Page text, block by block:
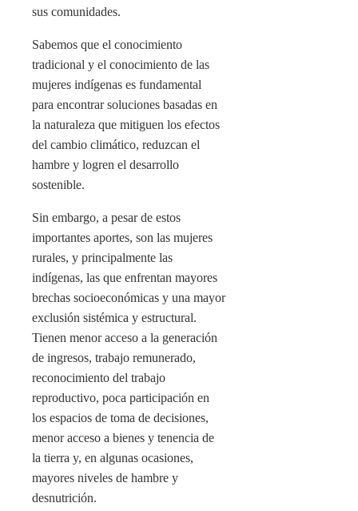
sus comunidades.
Sabemos que el conocimiento
tradicional y el conocimiento de las
mujeres indígenas es fundamental
para encontrar soluciones basadas en
la naturaleza que mitiguen los efectos
del cambio climático, reduzcan el
hambre y logren el desarrollo
sostenible.
Sin embargo, a pesar de estos
importantes aportes, son las mujeres
rurales, y principalmente las
indígenas, las que enfrentan mayores
brechas socioeconómicas y una mayor
exclusión sistémica y estructural.
Tienen menor acceso a la generación
de ingresos, trabajo remunerado,
reconocimiento del trabajo
reproductivo, poca participación en
los espacios de toma de decisiones,
menor acceso a bienes y tenencia de
la tierra y, en algunas ocasiones,
mayores niveles de hambre y
desnutrición.